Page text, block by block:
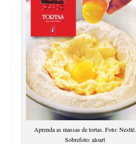
Aprenda as massas de tortas. Foto: Nestlé.
Sobrefoto: aloart